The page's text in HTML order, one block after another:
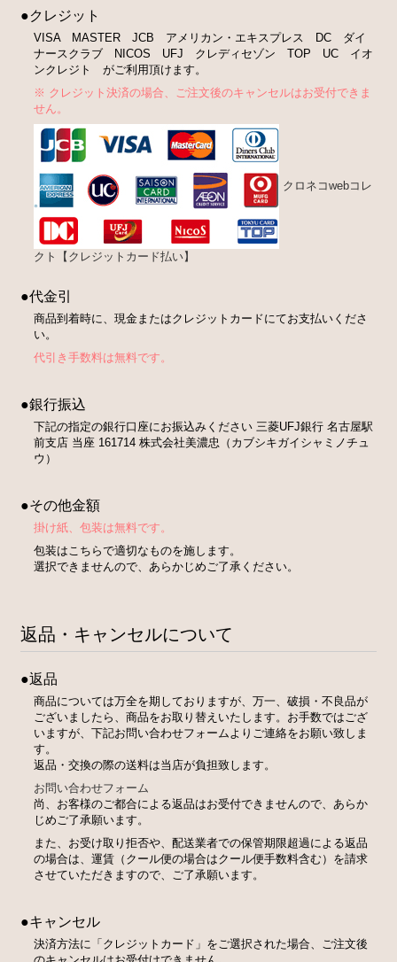
●クレジット
VISA MASTER JCB アメリカン・エキスプレス DC ダイ
ナースクラブ NICOS UFJ クレディセゾン TOP UC イオ
ンクレジト がご利用頂けます。
※ クレジット決済の場合、ご注文後のキャンセルはお受付できま
せん。
クロネコwebコレ
クト【クレジットカード払い】
●代金引
商品到着時に、現金またはクレジットカードにてお支払いくださ
い。
代引き手数料は無料です。
●銀行振込
下記の指定の銀行口座にお振込みください 三菱UFJ銀行 名古屋駅
前支店 当座 161714 株式会社美濃忠（カブシキガイシャミノチュ
ウ）
●その他金額
掛け紙、包装は無料です。
包装はこちらで適切なものを施します。
選択できませんので、あらかじめご了承ください。
返品・キャンセルについて
●返品
商品については万全を期しておりますが、万一、破損・不良品が
ございましたら、商品をお取り替えいたします。お手数ではござ
いますが、下記お問い合わせフォームよりご連絡をお願い致しま
す。
返品・交換の際の送料は当店が負担致します。
お問い合わせフォーム
尚、お客様のご都合による返品はお受付できませんので、あらか
じめご了承願います。
また、お受け取り拒否や、配送業者での保管期限超過による返品
の場合は、運賃（クール便の場合はクール便手数料含む）を請求
させていただきますので、ご了承願います。
●キャンセル
決済方法に「クレジットカード」をご選択された場合、ご注文後